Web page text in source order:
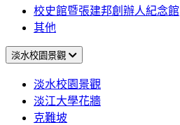
校史館暨張建邦創辦人紀念館
其他
淡水校園景觀
淡水校園景觀
淡江大學花牆
克難坡